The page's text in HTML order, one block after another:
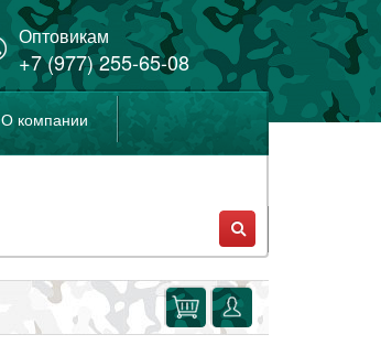
Оптовикам
+7 (977) 255-65-08
О компании